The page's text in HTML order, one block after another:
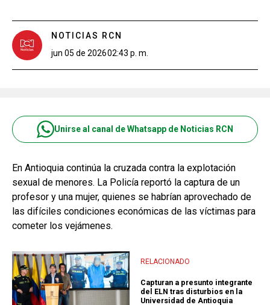
NOTICIAS RCN
jun 05 de 202602:43 p. m.
Unirse al canal de Whatsapp de Noticias RCN
En Antioquia continúa la cruzada contra la explotación
sexual de menores. La Policía reportó la captura de un
profesor y una mujer, quienes se habrían aprovechado de
las difíciles condiciones económicas de las víctimas para
cometer los vejámenes.
RELACIONADO
Capturan a presunto integrante
del ELN tras disturbios en la
Universidad de Antioquia